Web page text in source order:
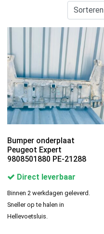
Bumper onderplaat
Peugeot Expert
9808501880 PE-21288
Direct leverbaar
Binnen 2 werkdagen geleverd.
Sneller op te halen in
Hellevoetsluis.